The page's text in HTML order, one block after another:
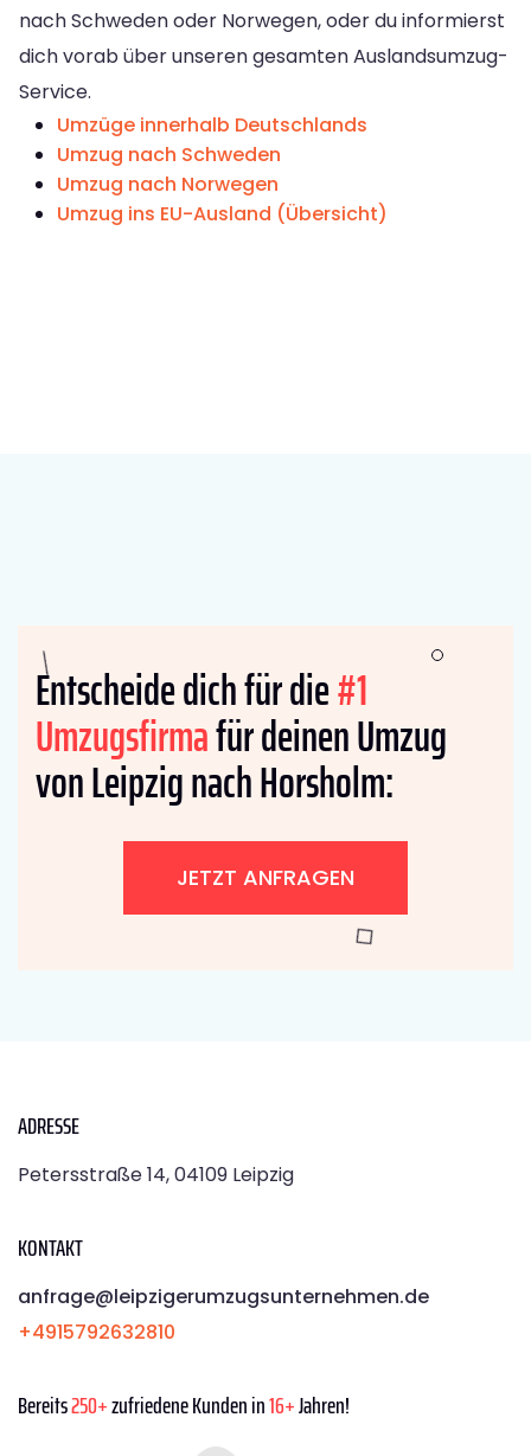
nach Schweden oder Norwegen, oder du informierst
dich vorab über unseren gesamten Auslandsumzug-
Service.
Umzüge innerhalb Deutschlands
Umzug nach Schweden
Umzug nach Norwegen
Umzug ins EU-Ausland (Übersicht)
Entscheide dich für die#1
Umzugsfirmafür deinen Umzug
von Leipzig nach Horsholm:
JETZT ANFRAGEN
ADRESSE
Petersstraße 14, 04109 Leipzig
KONTAKT
anfrage@leipzigerumzugsunternehmen.de
+4915792632810
Bereits250+zufriedene Kunden in16+Jahren!